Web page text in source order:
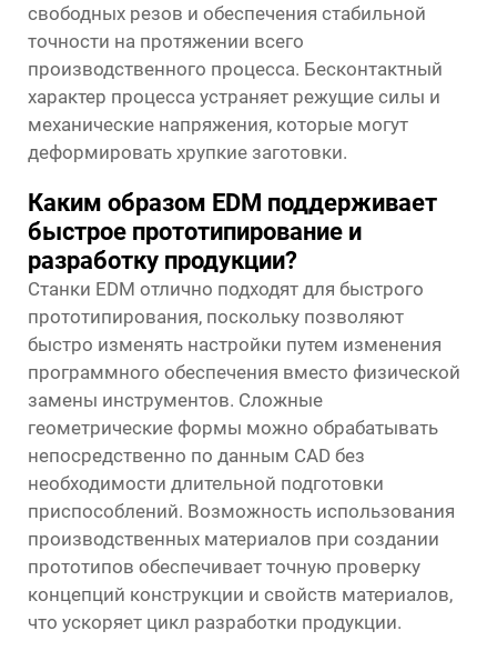
свободных резов и обеспечения стабильной
точности на протяжении всего
производственного процесса. Бесконтактный
характер процесса устраняет режущие силы и
механические напряжения, которые могут
деформировать хрупкие заготовки.
Каким образом EDM поддерживает
быстрое прототипирование и
разработку продукции?
Станки EDM отлично подходят для быстрого
прототипирования, поскольку позволяют
быстро изменять настройки путем изменения
программного обеспечения вместо физической
замены инструментов. Сложные
геометрические формы можно обрабатывать
непосредственно по данным CAD без
необходимости длительной подготовки
приспособлений. Возможность использования
производственных материалов при создании
прототипов обеспечивает точную проверку
концепций конструкции и свойств материалов,
что ускоряет цикл разработки продукции.